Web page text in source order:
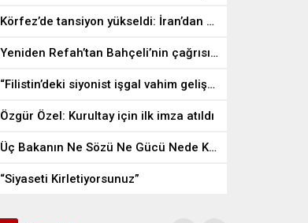
Körfez’de tansiyon yükseldi: İran’dan ABD üslerine misilleme
Yeniden Refah’tan Bahçeli’nin çağrısına destek
“Filistin’deki siyonist işgal vahim gelişmelere gebe”
Özgür Özel: Kurultay için ilk imza atıldı
Üç Bakanın Ne Sözü Ne Gücü Nede Kudreti Yetmedi
“Siyaseti Kirletiyorsunuz”